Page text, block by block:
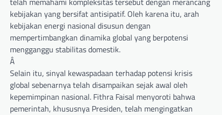
kebijakan yang bersifat antisipatif. Oleh karena itu, arah
kebijakan energi nasional disusun dengan
mempertimbangkan dinamika global yang berpotensi
mengganggu stabilitas domestik.
Â
Selain itu, sinyal kewaspadaan terhadap potensi krisis
global sebenarnya telah disampaikan sejak awal oleh
kepemimpinan nasional. Fithra Faisal menyoroti bahwa
pemerintah, khususnya Presiden, telah mengingatkan